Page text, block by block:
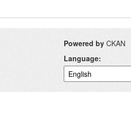
Powered by CKAN
Language